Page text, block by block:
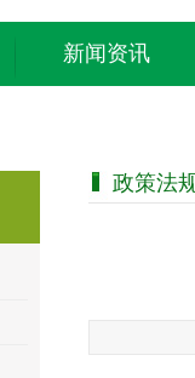
新闻资讯
政策法